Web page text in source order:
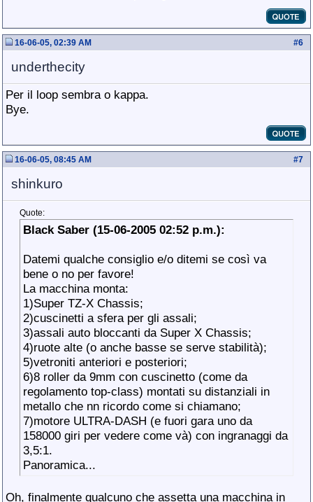
#6
16-06-05, 02:39 AM
underthecity
Per il loop sembra o kappa.
Bye.
#7
16-06-05, 08:45 AM
shinkuro
Quote:
Black Saber (15-06-2005 02:52 p.m.):
Datemi qualche consiglio e/o ditemi se così va
bene o no per favore!
La macchina monta:
1)Super TZ-X Chassis;
2)cuscinetti a sfera per gli assali;
3)assali auto bloccanti da Super X Chassis;
4)ruote alte (o anche basse se serve stabilità);
5)vetroniti anteriori e posteriori;
6)8 roller da 9mm con cuscinetto (come da
regolamento top-class) montati su distanziali in
metallo che nn ricordo come si chiamano;
7)motore ULTRA-DASH (e fuori gara uno da
158000 giri per vedere come và) con ingranaggi da
3,5:1.
Panoramica...
Oh, finalmente qualcuno che assetta una macchina in